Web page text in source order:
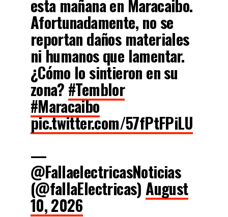
esta mañana en Maracaibo.
Afortunadamente, no se
reportan daños materiales
ni humanos que lamentar.
¿Cómo lo sintieron en su
zona? #Temblor
#Maracaibo
pic.twitter.com/57fPtFPiLU
—
@FallaelectricasNoticias
(@fallaElectricas) August
10, 2026